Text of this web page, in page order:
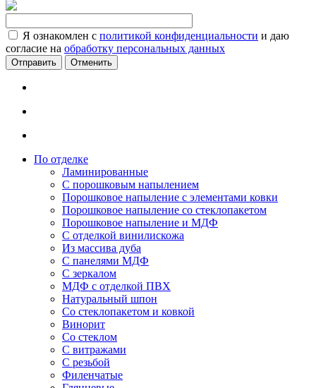
Я ознакомлен с политикой конфиденциальности и даю
согласие на обработку персональных данных
Отменить
По отделке
Ламинированные
С порошковым напылением
Порошковое напыление с элементами ковки
Порошковое напыление со стеклопакетом
Порошковое напыление и МДФ
С отделкой винилискожа
Из массива дуба
С панелями МДФ
С зеркалом
МДФ с отделкой ПВХ
Натуральный шпон
Со стеклопакетом и ковкой
Винорит
Со стеклом
С витражами
С резьбой
Филенчатые